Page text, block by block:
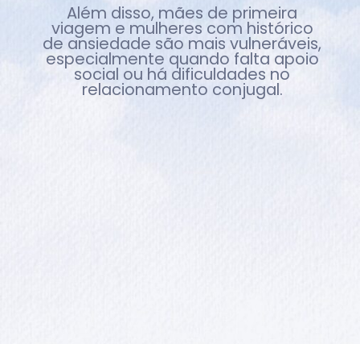
Além disso, mães de primeira
viagem e mulheres com histórico
de ansiedade são mais vulneráveis,
especialmente quando falta apoio
social ou há dificuldades no
relacionamento conjugal.